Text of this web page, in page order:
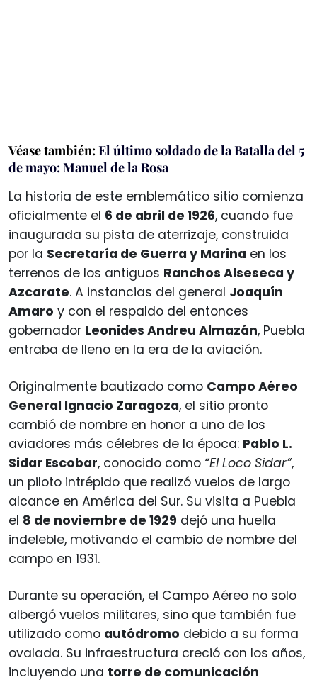
Véase también: El último soldado de la Batalla del 5
de mayo: Manuel de la Rosa
La historia de este emblemático sitio comienza
oficialmente el 6 de abril de 1926, cuando fue
inaugurada su pista de aterrizaje, construida
por la Secretaría de Guerra y Marina en los
terrenos de los antiguos Ranchos Alseseca y
Azcarate. A instancias del general Joaquín
Amaro y con el respaldo del entonces
gobernador Leonides Andreu Almazán, Puebla
entraba de lleno en la era de la aviación.
Originalmente bautizado como Campo Aéreo
General Ignacio Zaragoza, el sitio pronto
cambió de nombre en honor a uno de los
aviadores más célebres de la época: Pablo L.
Sidar Escobar, conocido como “El Loco Sidar”,
un piloto intrépido que realizó vuelos de largo
alcance en América del Sur. Su visita a Puebla
el 8 de noviembre de 1929 dejó una huella
indeleble, motivando el cambio de nombre del
campo en 1931.
Durante su operación, el Campo Aéreo no solo
albergó vuelos militares, sino que también fue
utilizado como autódromo debido a su forma
ovalada. Su infraestructura creció con los años,
incluyendo una torre de comunicación